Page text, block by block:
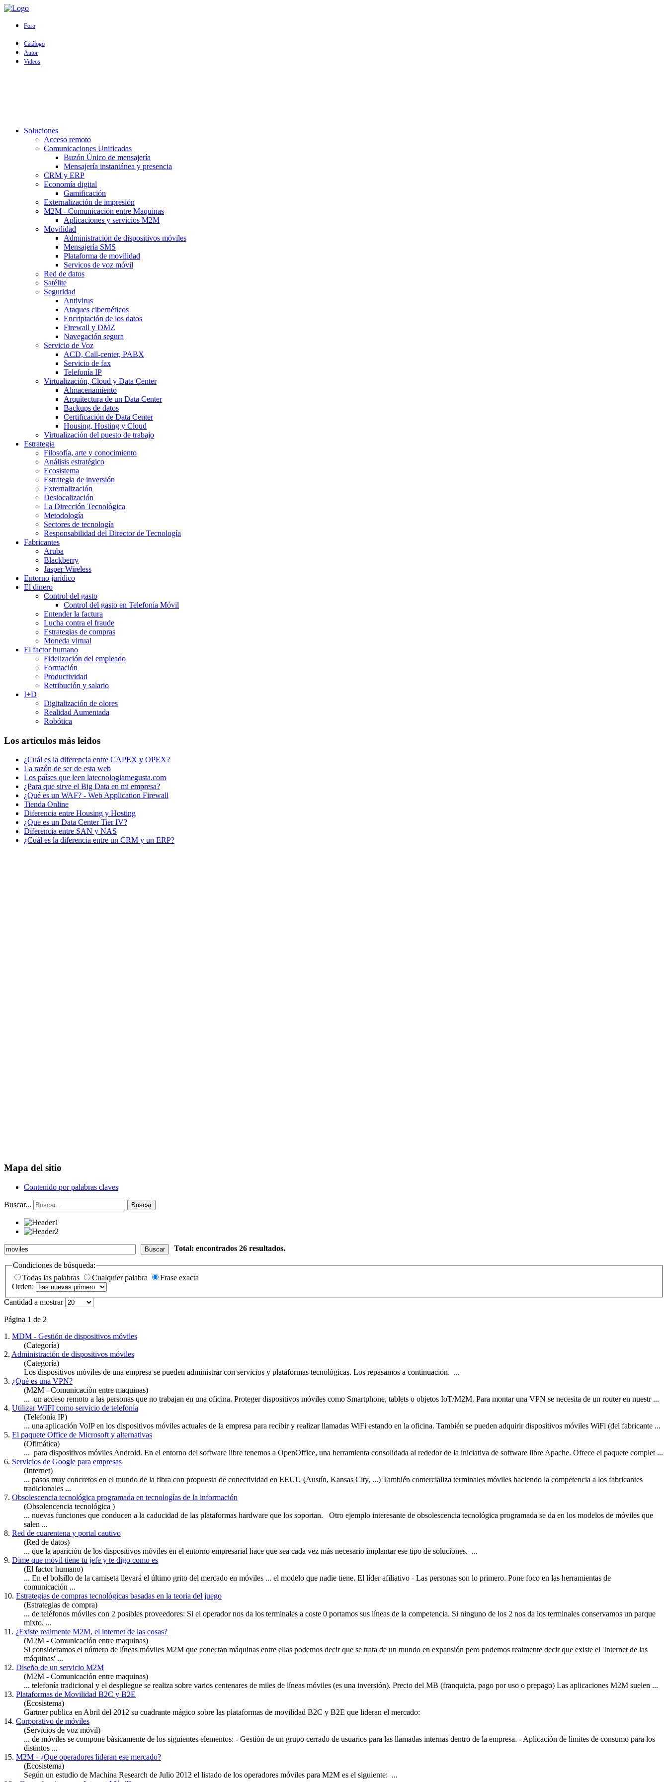
Foro
Catálogo
Autor
Videos
Soluciones
Acceso remoto
Comunicaciones Unificadas
Buzón Único de mensajería
Mensajería instantánea y presencia
CRM y ERP
Economía digital
Gamificación
Externalización de impresión
M2M - Comunicación entre Maquinas
Aplicaciones y servicios M2M
Movilidad
Administración de dispositivos móviles
Mensajería SMS
Plataforma de movilidad
Servicos de voz móvil
Red de datos
Satélite
Seguridad
Antivirus
Ataques cibernéticos
Encriptación de los datos
Firewall y DMZ
Navegación segura
Servicio de Voz
ACD, Call-center, PABX
Servicio de fax
Telefonía IP
Virtualización, Cloud y Data Center
Almacenamiento
Arquitectura de un Data Center
Backups de datos
Certificación de Data Center
Housing, Hosting y Cloud
Virtualización del puesto de trabajo
Estrategia
Filosofía, arte y conocimiento
Análisis estratégico
Ecosistema
Estrategia de inversión
Externalización
Deslocalización
La Dirección Tecnológica
Metodología
Sectores de tecnología
Responsabilidad del Director de Tecnología
Fabricantes
Aruba
Blackberry
Jasper Wireless
Entorno jurídico
El dinero
Control del gasto
Control del gasto en Telefonía Móvil
Entender la factura
Lucha contra el fraude
Estrategias de compras
Moneda virtual
El factor humano
Fidelización del empleado
Formación
Productividad
Retribución y salario
I+D
Digitalización de olores
Realidad Aumentada
Robótica
Los artículos más leidos
¿Cuál es la diferencia entre CAPEX y OPEX?
La razón de ser de esta web
Los países que leen latecnologiamegusta.com
¿Para que sirve el Big Data en mi empresa?
¿Qué es un WAF? - Web Application Firewall
Tienda Online
Diferencia entre Housing y Hosting
¿Que es un Data Center Tier IV?
Diferencia entre SAN y NAS
¿Cuál es la diferencia entre un CRM y un ERP?
Mapa del sitio
Contenido por palabras claves
Buscar... Buscar
Buscar Total: encontrados 26 resultados.
Condiciones de búsqueda:
Todas las palabras
Cualquier palabra
Frase exacta
Orden:
Cantidad a mostrar
Página 1 de 2
1. MDM - Gestión de dispositivos móviles
(Categoría)
2. Administración de dispositivos móviles
(Categoría)
Los dispositivos móviles de una empresa se pueden administrar con servicios y plataformas tecnológicas. Los repasamos a continuación. ...
3. ¿Qué es una VPN?
(M2M - Comunicación entre maquinas)
... un acceso remoto a las personas que no trabajan en una oficina. Proteger dispositivos móviles como Smartphone, tablets o objetos IoT/M2M. Para montar una VPN se necesita de un router en nuestr ...
4. Utilizar WIFI como servicio de telefonía
(Telefonía IP)
... una aplicación VoIP en los dispositivos móviles actuales de la empresa para recibir y realizar llamadas WiFi estando en la oficina. También se pueden adquirir dispositivos móviles WiFi (del fabricante ...
5. El paquete Office de Microsoft y alternativas
(Ofimática)
... para dispositivos móvilesAndroid. En el entorno del software libre tenemos a OpenOffice, una herramienta consolidada al rededor de la iniciativa de software libre Apache. Ofrece el paquete complet ...
6. Servicios de Google para empresas
(Internet)
... pasos muy concretos en el mundo de la fibra con propuesta de conectividad en EEUU (Austín, Kansas City, ...) También comercializa terminales móviles haciendo la competencia a los fabricantes
tradicionales ...
7. Obsolescencia tecnológica programada en tecnologías de la información
(Obsolencencia tecnológica )
... nuevas funciones que conducen a la caducidad de las plataformas hardware que los soportan. Otro ejemplo interesante de obsolescencia tecnológica programada se da en los modelos de móviles que
salen ...
8. Red de cuarentena y portal cautivo
(Red de datos)
... que la aparición de los dispositivos móviles en el entorno empresarial hace que sea cada vez más necesario implantar ese tipo de soluciones. ...
9. Dime que móvil tiene tu jefe y te digo como es
(El factor humano)
... En el bolsillo de la camiseta llevará el último grito del mercado en móviles ... el modelo que nadie tiene. El líder afiliativo - Las personas son lo primero. Pone foco en las herramientas de
comunicación ...
10. Estrategias de compras tecnológicas basadas en la teoria del juego
(Estrategias de compra)
... de teléfonos móviles con 2 posibles proveedores: Si el operador nos da los terminales a coste 0 portamos sus líneas de la competencia. Si ninguno de los 2 nos da los terminales conservamos un parque
mixto. ...
11. ¿Existe realmente M2M, el internet de las cosas?
(M2M - Comunicación entre maquinas)
Si consideramos el número de líneas móviles M2M que conectan máquinas entre ellas podemos decir que se trata de un mundo en expansión pero podemos realmente decir que existe el 'Internet de las
máquinas' ...
12. Diseño de un servicio M2M
(M2M - Comunicación entre maquinas)
... telefonía tradicional y el despliegue se realiza sobre varios centenares de miles de líneas móviles (es una inversión). Precio del MB (franquicia, pago por uso o prepago) Las aplicaciones M2M suelen ...
13. Plataformas de Movilidad B2C y B2E
(Ecosistema)
Gartner publica en Abril del 2012 su cuadrante mágico sobre las plataformas de movilidad B2C y B2E que lideran el mercado:
14. Corporativo de móviles
(Servicios de voz móvil)
... de móviles se compone básicamente de los siguientes elementos: - Gestión de un grupo cerrado de usuarios para las llamadas internas dentro de la empresa. - Aplicación de límites de consumo para los
distintos ...
15. M2M - ¿Que operadores lideran ese mercado?
(Ecosistema)
Según un estudio de Machina Research de Julio 2012 el listado de los operadores móviles para M2M es el siguiente: ...